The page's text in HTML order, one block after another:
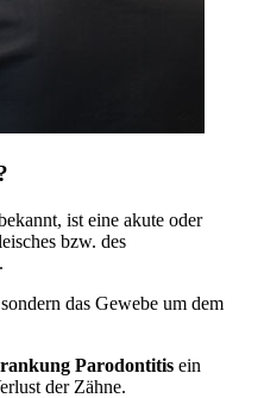
ist eine akute oder
bzw. des
das Gewebe um dem
Parodontitis ein
der Zähne.